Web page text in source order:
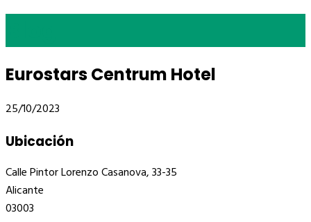
Eurostars Centrum Hotel
25/10/2023
Ubicación
Calle Pintor Lorenzo Casanova, 33-35
Alicante
03003